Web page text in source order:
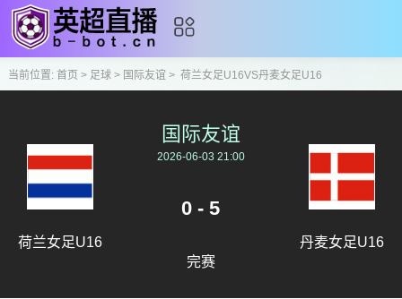
当前位置: 首页 > 足球> 国际友谊 > 荷兰女足U16VS丹麦女足U16
荷兰女足U16
国际友谊
2026-06-03 21:00
0 - 5
完赛
丹麦女足U16